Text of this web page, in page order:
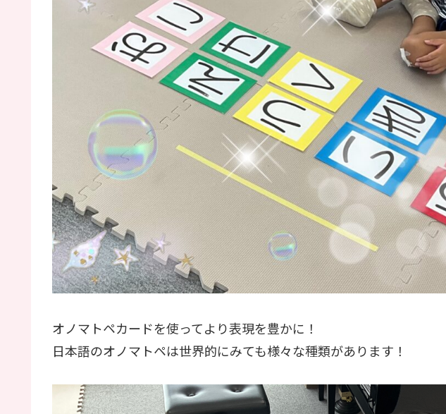
オノマトペカードを使ってより表現を豊かに！
日本語のオノマトペは世界的にみても様々な種類があります！